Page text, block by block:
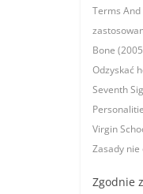
Terms
Bone
Odzyskać
Seventh
Virgin
Zasady
Zgodnie